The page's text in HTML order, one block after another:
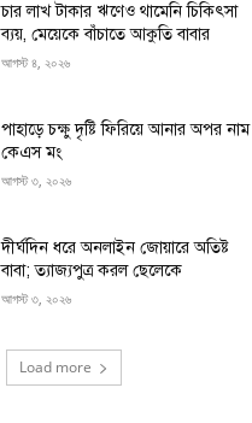
চার লাখ টাকার ঋণেও থামেনি চিকিৎসা
ব্যয়, মেয়েকে বাঁচাতে আকুতি বাবার
আগস্ট ৪, ২০২৬
পাহাড়ে চক্ষু দৃষ্টি ফিরিয়ে আনার অপর নাম
কেএস মং
আগস্ট ৩, ২০২৬
দীর্ঘদিন ধরে অনলাইন জোয়ারে অতিষ্ট
বাবা; ত্যাজ্যপুত্র করল ছেলেকে
আগস্ট ৩, ২০২৬
Load more